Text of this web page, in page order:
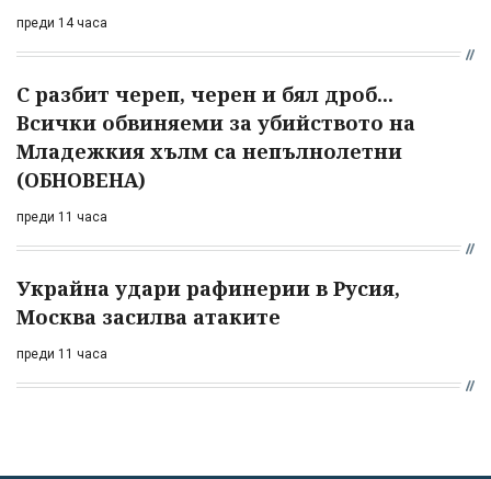
преди 14 часа
С разбит череп, черен и бял дроб...
Всички обвиняеми за убийството на
Младежкия хълм са непълнолетни
(ОБНОВЕНА)
преди 11 часа
Украйна удари рафинерии в Русия,
Москва засилва атаките
преди 11 часа